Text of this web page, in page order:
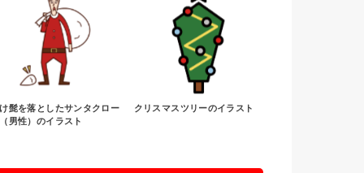
髭を落としたサンタクロー
男性）のイラスト
クリスマスツリーのイラスト